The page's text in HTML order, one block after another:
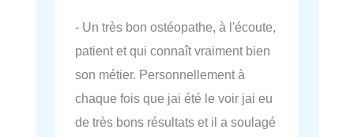
- Un très bon ostéopathe, à l'écoute,
patient et qui connaît vraiment bien
son métier. Personnellement à
chaque fois que jai été le voir jai eu
de très bons résultats et il a soulagé